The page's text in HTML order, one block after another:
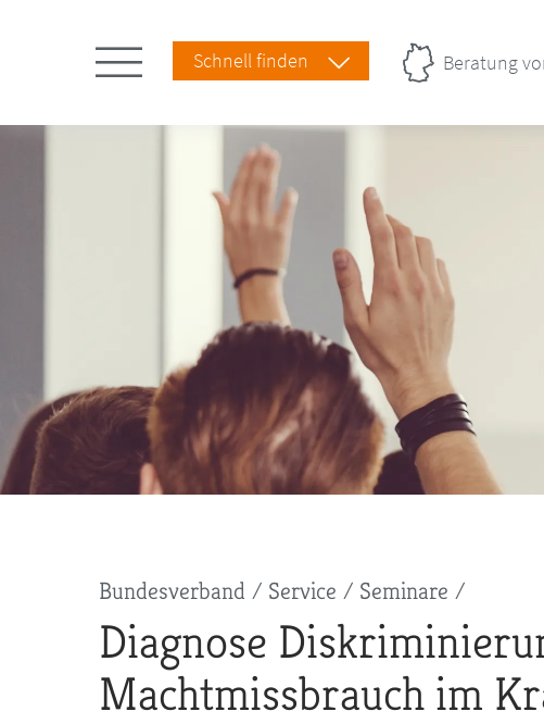
Schnell finden Beratung
Pfadnavigation
Bundesverband Service Seminare
Diagnose
Machtmissbrauch im